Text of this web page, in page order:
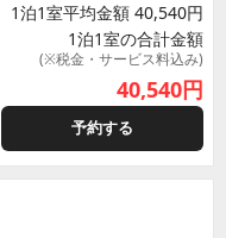
1泊1室平均金額 40,540円
1泊1室の合計金額
(※税金・サービス料込み)
40,540円
予約する